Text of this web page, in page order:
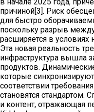
причиной[3]. Риск
для быстро
поскольку разрыв
расширяется в
Эта новая реальность
инфраструктура вышла
продуктов.
которые
соответствии
становятся стандартом.
и контент, отражающая